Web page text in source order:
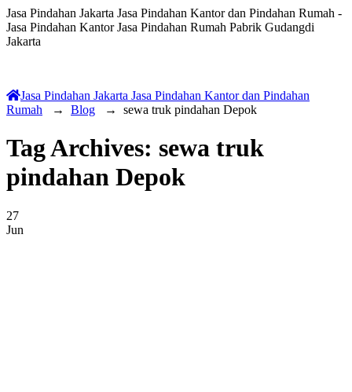
Jasa Pindahan Jakarta Jasa Pindahan Kantor dan Pindahan Rumah -
Jasa Pindahan Kantor Jasa Pindahan Rumah Pabrik Gudangdi
Jakarta
Jasa Pindahan Jakarta Jasa Pindahan Kantor dan Pindahan
Rumah
→ Blog → sewa truk pindahan Depok
Tag Archives: sewa truk
pindahan Depok
27
Jun